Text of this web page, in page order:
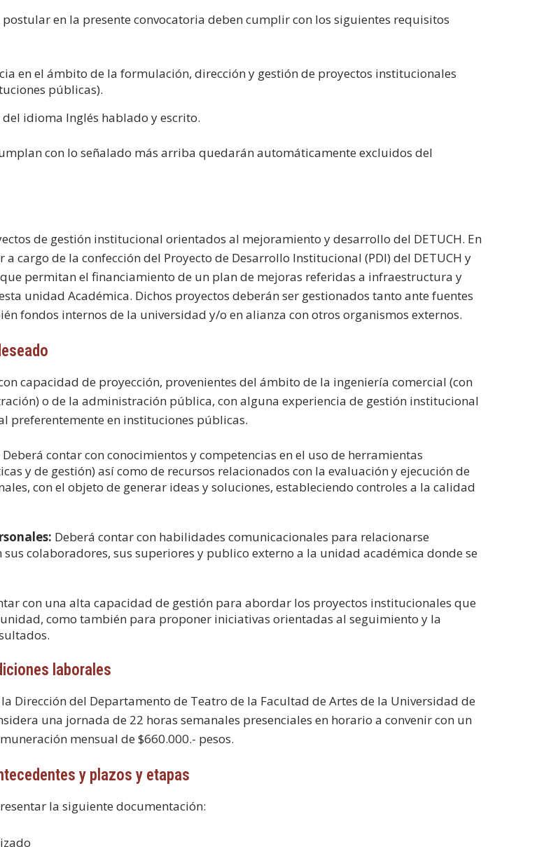
postular en la presente convocatoria deben cumplir con los siguientes requisitos
en el ámbito de la formulación, dirección y gestión de proyectos institucionales
públicas).
idioma Inglés hablado y escrito.
con lo señalado más arriba quedarán automáticamente excluidos del
de gestión institucional orientados al mejoramiento y desarrollo del DETUCH. En
cargo de la confección del Proyecto de Desarrollo Institucional (PDI) del DETUCH y
permitan el financiamiento de un plan de mejoras referidas a infraestructura y
unidad Académica. Dichos proyectos deberán ser gestionados tanto ante fuentes
fondos internos de la universidad y/o en alianza con otros organismos externos.
capacidad de proyección, provenientes del ámbito de la ingeniería comercial (con
o de la administración pública, con alguna experiencia de gestión institucional
preferentemente en instituciones públicas.
Deberá contar con conocimientos y competencias en el uso de herramientas
y de gestión) así como de recursos relacionados con la evaluación y ejecución de
con el objeto de generar ideas y soluciones, estableciendo controles a la calidad
Deberá contar con habilidades comunicacionales para relacionarse
colaboradores, sus superiores y publico externo a la unidad académica donde se
con una alta capacidad de gestión para abordar los proyectos institucionales que
como también para proponer iniciativas orientadas al seguimiento y la
laborales
Dirección del Departamento de Teatro de la Facultad de Artes de la Universidad de
una jornada de 22 horas semanales presenciales en horario a convenir con un
mensual de $660.000.- pesos.
y plazos y etapas
la siguiente documentación: